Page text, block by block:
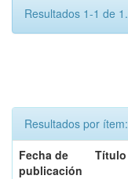
Resultados 1-1 de 1.
Resultados por ítem:
Fecha de
publicación
Título